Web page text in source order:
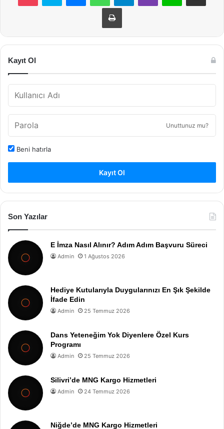
Yazdır
Kayıt Ol
Unuttunuz mu?
Beni hatırla
Kayıt Ol
Son Yazılar
E İmza Nasıl Alınır? Adım Adım Başvuru Süreci
Admin 1 Ağustos 2026
Hediye Kutularıyla Duygularınızı En Şık Şekilde
İfade Edin
Admin 25 Temmuz 2026
Dans Yeteneğim Yok Diyenlere Özel Kurs
Programı
Admin 25 Temmuz 2026
Silivri’de MNG Kargo Hizmetleri
Admin 24 Temmuz 2026
Niğde’de MNG Kargo Hizmetleri